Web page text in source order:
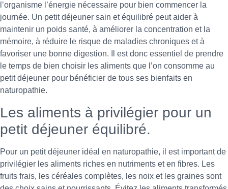
l’organisme l’énergie nécessaire pour bien commencer la
journée. Un petit déjeuner sain et équilibré peut aider à
maintenir un poids santé, à améliorer la concentration et la
mémoire, à réduire le risque de maladies chroniques et à
favoriser une bonne digestion. Il est donc essentiel de prendre
le temps de bien choisir les aliments que l’on consomme au
petit déjeuner pour bénéficier de tous ses bienfaits en
naturopathie.
Les aliments à privilégier pour un
petit déjeuner équilibré.
Pour un petit déjeuner idéal en naturopathie, il est important de
privilégier les aliments riches en nutriments et en fibres. Les
fruits frais, les céréales complètes, les noix et les graines sont